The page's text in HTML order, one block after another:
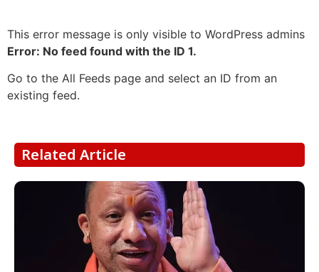
This error message is only visible to WordPress admins
Error: No feed found with the ID 1.
Go to the All Feeds page and select an ID from an
existing feed.
Related Article